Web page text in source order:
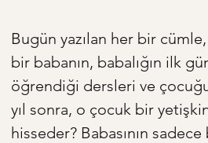
Bugün yazılan her bir
bir babanın, babalığın ilk
öğrendiği dersleri ve
yıl sonra, o çocuk bir
hisseder? Babasının